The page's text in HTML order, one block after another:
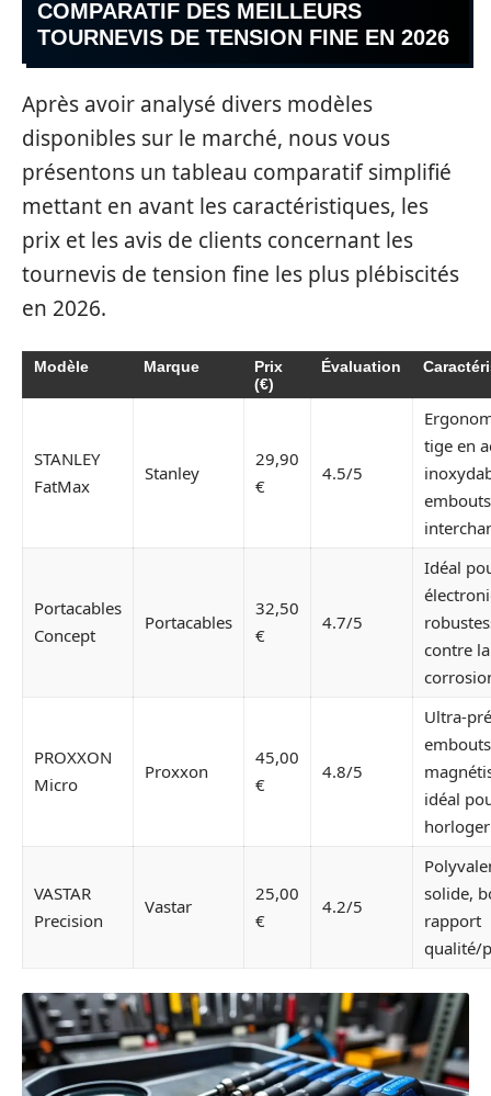
COMPARATIF DES MEILLEURS
TOURNEVIS DE TENSION FINE EN 2026
Après avoir analysé divers modèles
disponibles sur le marché, nous vous
présentons un tableau comparatif simplifié
mettant en avant les caractéristiques, les
prix et les avis de clients concernant les
tournevis de tension fine les plus plébiscités
en 2026.
Modèle Marque
Prix
(€)
Évaluation
STANLEY
FatMax
Stanley
29,90
€
4.5/5
tige en
embouts
Portacables
Concept
Portacables
32,50
€
4.7/5
Idéal
contre la
PROXXON
Micro
Proxxon
45,00
€
4.8/5
Ultra-
embouts
idéal
VASTAR
Precision
Vastar
25,00
€
4.2/5
solide,
rapport
qualité/